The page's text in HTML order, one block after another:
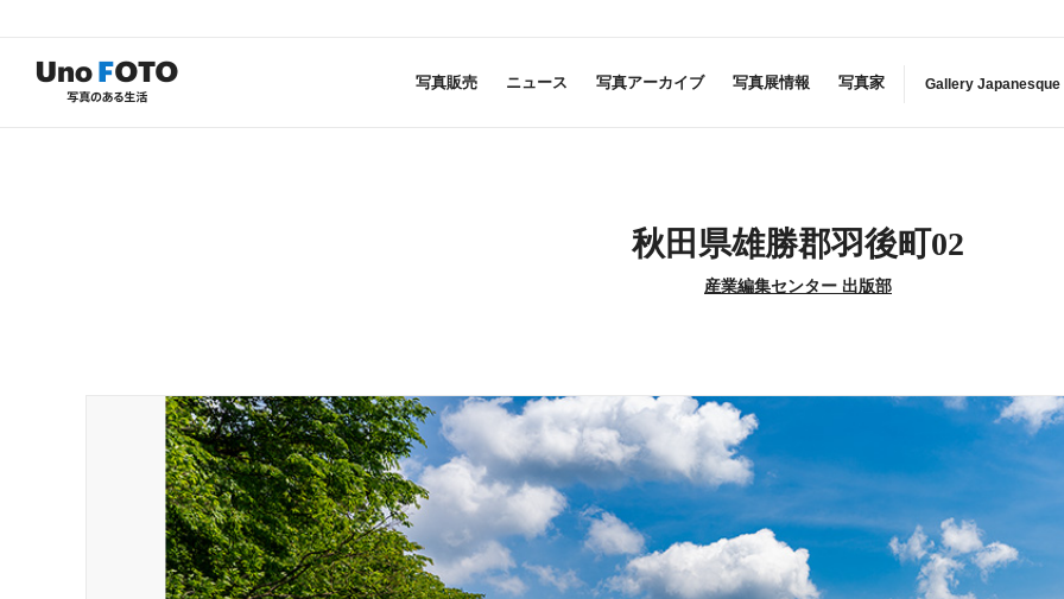
写真販売 ニュース 写真アーカイブ 写真展情報 写真家 Gallery Japanesque
秋田県雄勝郡羽後町02
産業編集センター 出版部